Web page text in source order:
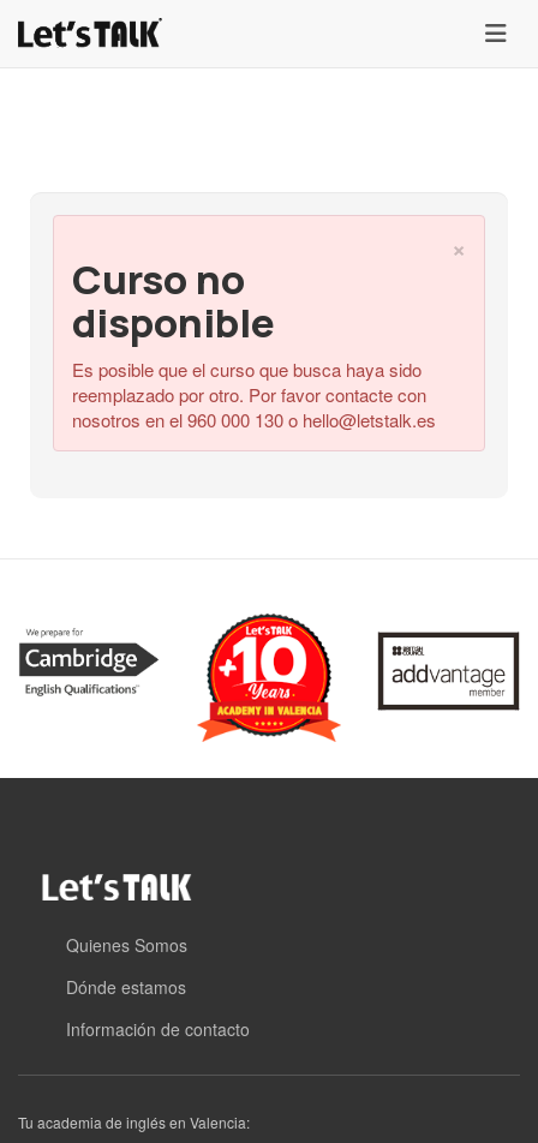
menu
×
Curso no
disponible
Es posible que el curso que busca haya sido
reemplazado por otro. Por favor contacte con
nosotros en el 960 000 130 o hello@letstalk.es
Quienes Somos
Dónde estamos
Información de contacto
Tu academia de inglés en Valencia: